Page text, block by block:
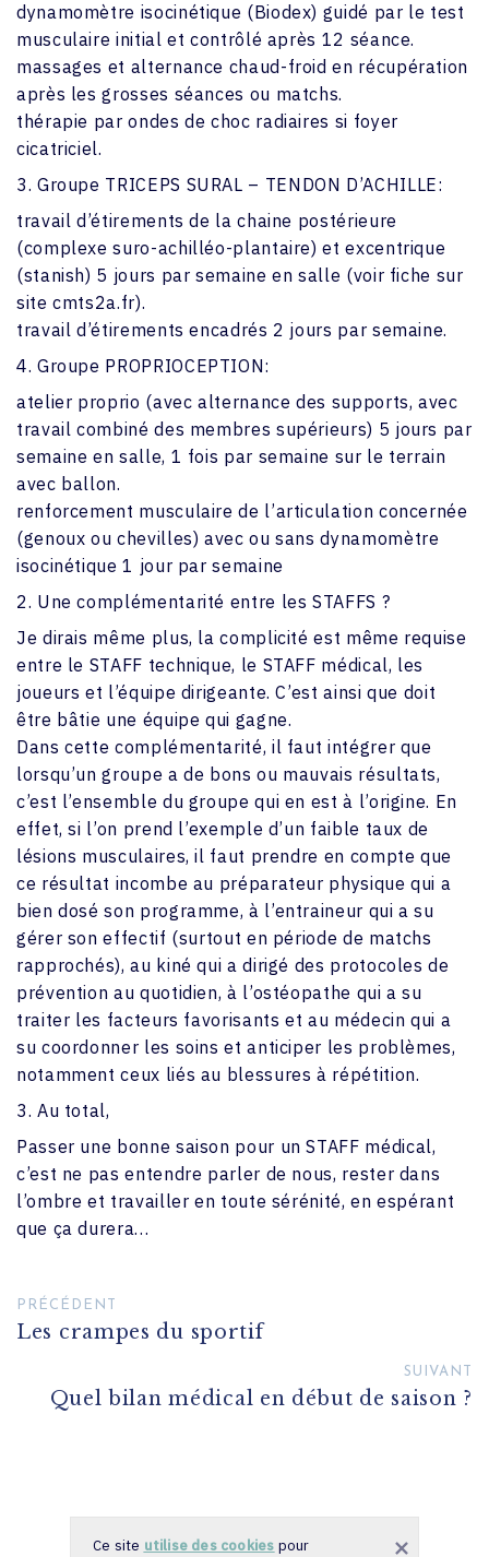
dynamomètre isocinétique (Biodex) guidé par le test
musculaire initial et contrôlé après 12 séance.
massages et alternance chaud-froid en récupération
après les grosses séances ou matchs.
thérapie par ondes de choc radiaires si foyer
cicatriciel.
3. Groupe TRICEPS SURAL – TENDON D’ACHILLE:
travail d’étirements de la chaine postérieure
(complexe suro-achilléo-plantaire) et excentrique
(stanish) 5 jours par semaine en salle (voir fiche sur
site cmts2a.fr).
travail d’étirements encadrés 2 jours par semaine.
4. Groupe PROPRIOCEPTION:
atelier proprio (avec alternance des supports, avec
travail combiné des membres supérieurs) 5 jours par
semaine en salle, 1 fois par semaine sur le terrain
avec ballon.
renforcement musculaire de l’articulation concernée
(genoux ou chevilles) avec ou sans dynamomètre
isocinétique 1 jour par semaine
2. Une complémentarité entre les STAFFS ?
Je dirais même plus, la complicité est même requise
entre le STAFF technique, le STAFF médical, les
joueurs et l’équipe dirigeante. C’est ainsi que doit
être bâtie une équipe qui gagne.
Dans cette complémentarité, il faut intégrer que
lorsqu’un groupe a de bons ou mauvais résultats,
c’est l’ensemble du groupe qui en est à l’origine. En
effet, si l’on prend l’exemple d’un faible taux de
lésions musculaires, il faut prendre en compte que
ce résultat incombe au préparateur physique qui a
bien dosé son programme, à l’entraineur qui a su
gérer son effectif (surtout en période de matchs
rapprochés), au kiné qui a dirigé des protocoles de
prévention au quotidien, à l’ostéopathe qui a su
traiter les facteurs favorisants et au médecin qui a
su coordonner les soins et anticiper les problèmes,
notamment ceux liés au blessures à répétition.
3. Au total,
Passer une bonne saison pour un STAFF médical,
c’est ne pas entendre parler de nous, rester dans
l’ombre et travailler en toute sérénité, en espérant
que ça durera…
PRÉCÉDENT
Les crampes du sportif
SUIVANT
Quel bilan médical en début de saison ?
Ce site utilise des cookies pour